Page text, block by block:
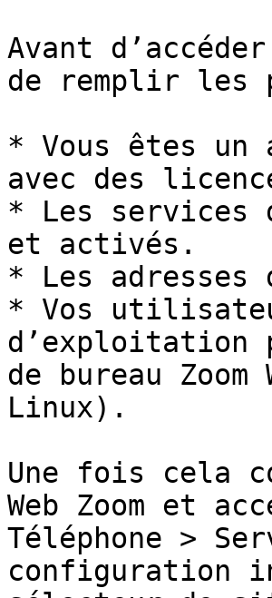
Avant
de remplir les
* Vous êtes un
avec des
* Les services
et activés.
* Les adresses
* Vos
d’exploitation
de bureau Zoom
Linux).
Une fois cela
Web Zoom et
Téléphone >
configuration